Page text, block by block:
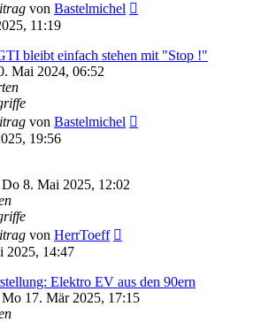
von Bastelmichel
11:19
bleibt einfach stehen mit "Stop !"
Mai 2024, 06:52
von Bastelmichel
19:56
8. Mai 2025, 12:02
von HerrToeff
2025, 14:47
Elektro EV aus den 90ern
17. Mär 2025, 17:15